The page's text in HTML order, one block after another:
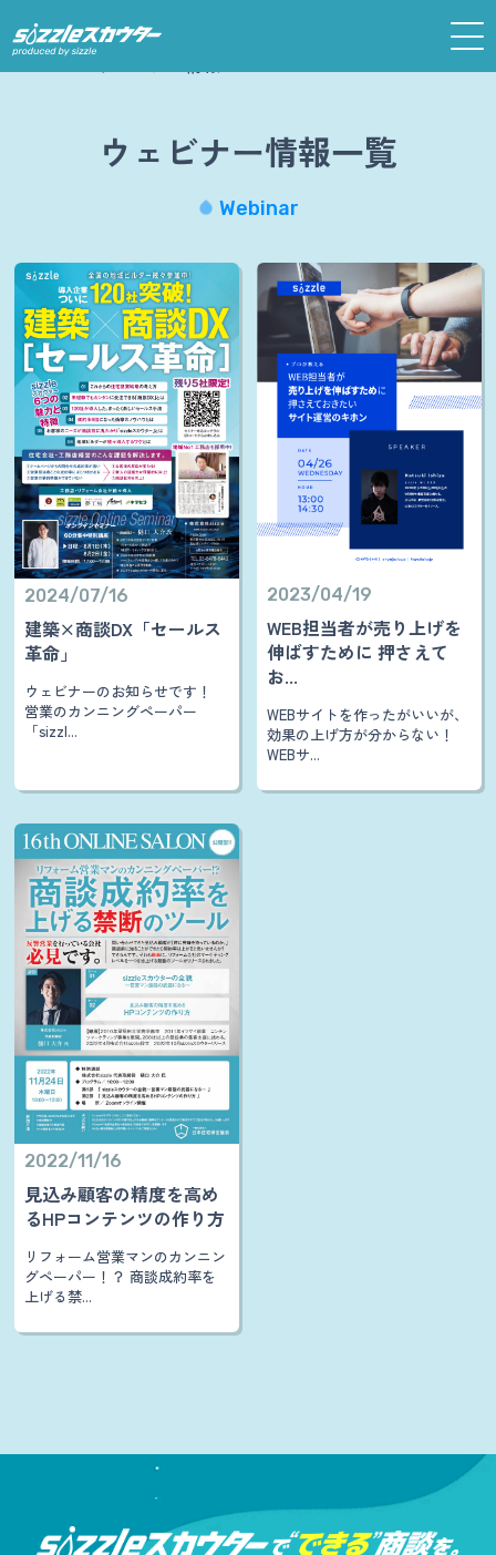
ホーム
ウェビナー情報一覧
Webinar
2024/07/16
建築×商談DX「セールス
革命」
ウェビナーのお知らせです！
営業のカンニングペーパー
「sizzl...
2023/04/19
WEB担当者が売り上げを
伸ばすために 押さえて
お...
WEBサイトを作ったがいいが、
効果の上げ方が分からない！
WEBサ...
2022/11/16
見込み顧客の精度を高め
るHPコンテンツの作り方
リフォーム営業マンのカンニン
グペーパー！？ 商談成約率を
上げる禁...